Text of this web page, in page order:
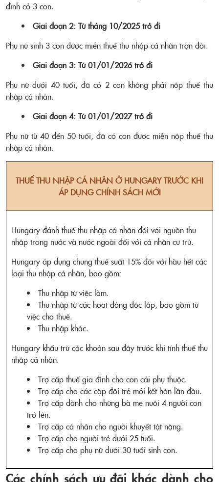
đình có 3 con.
Giai đoạn 2: Từ tháng 10/2025 trở đi
Phụ nữ sinh 3 con được miễn thuế thu nhập cá nhân trọn đời.
Giai đoạn 3: Từ 01/01/2026 trở đi
Phụ nữ dưới 40 tuổi, đã có 2 con không phải nộp thuế thu
nhập cá nhân.
Giai đoạn 4: Từ 01/01/2027 trở đi
Phụ nữ từ 40 đến 50 tuổi, đã có con được miễn nộp thuế thu
nhập cá nhân.
THUẾ THU NHẬP CÁ NHÂN Ở HUNGARYTRƯỚC KHI
ÁP DỤNG CHÍNH SÁCH MỚI
Hungary đánh thuế thu nhập cá nhân đối với nguồn thu
nhập trong nước và nước ngoài đối với cá nhân cư trú.
Hungary áp dụng chung thuế suất 15% đối với hầu hết các
loại thu nhập cá nhân, bao gồm:
Thu nhập từ việc làm.
Thu nhập từ các hoạt động độc lập, bao gồm từ
việc cho thuê.
Thu nhập khác.
Hungary khấu trừ các khoản sau đây trước khi tính thuế thu
nhập cá nhân:
Trợ cấp thuế gia đình cho con cái phụ thuộc.
Trợ cấp cho các cặp đôi trẻ mới kết hôn lần đầu.
Trợ cấp dành cho những bà mẹ nuôi 4 người con
trở lên.
Trợ cấp cá nhân cho người khuyết tật nặng.
Trợ cấp cho người trẻ dưới 25 tuổi.
Trợ cấp cho phụ nữ dưới 30 tuổi sinh con.
Các chính sách ưu đãi khác dành cho